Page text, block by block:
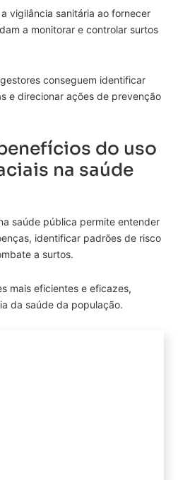
vigilância sanitária ao fornecer
a monitorar e controlar surtos
conseguem identificar
e direcionar ações de prevenção
do uso
na saúde
saúde pública permite entender
identificar padrões de risco
a surtos.
mais eficientes e eficazes,
da saúde da população.